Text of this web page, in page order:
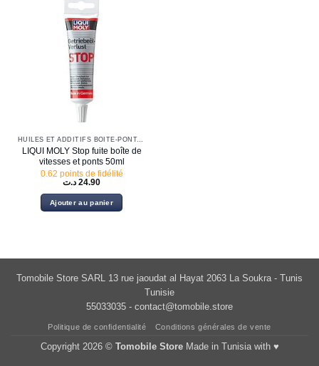
HUILES ET ADDITIFS BOITE-PONT-DIRECTION
LIQUI MOLY Stop fuite boîte de
vitesses et ponts 50ml
0.62 points de fidélité
24.90 د.ت
Ajouter au panier
Tomobile Store SARL 13 rue jaoudat al Hayat 2063 La Soukra - Tunis
Tunisie
55033035 - contact@tomobile.store
Politique de confidentialité Conditions générales de vente
Copyright 2026 © Tomobile StoreMade in Tunisia with ♥